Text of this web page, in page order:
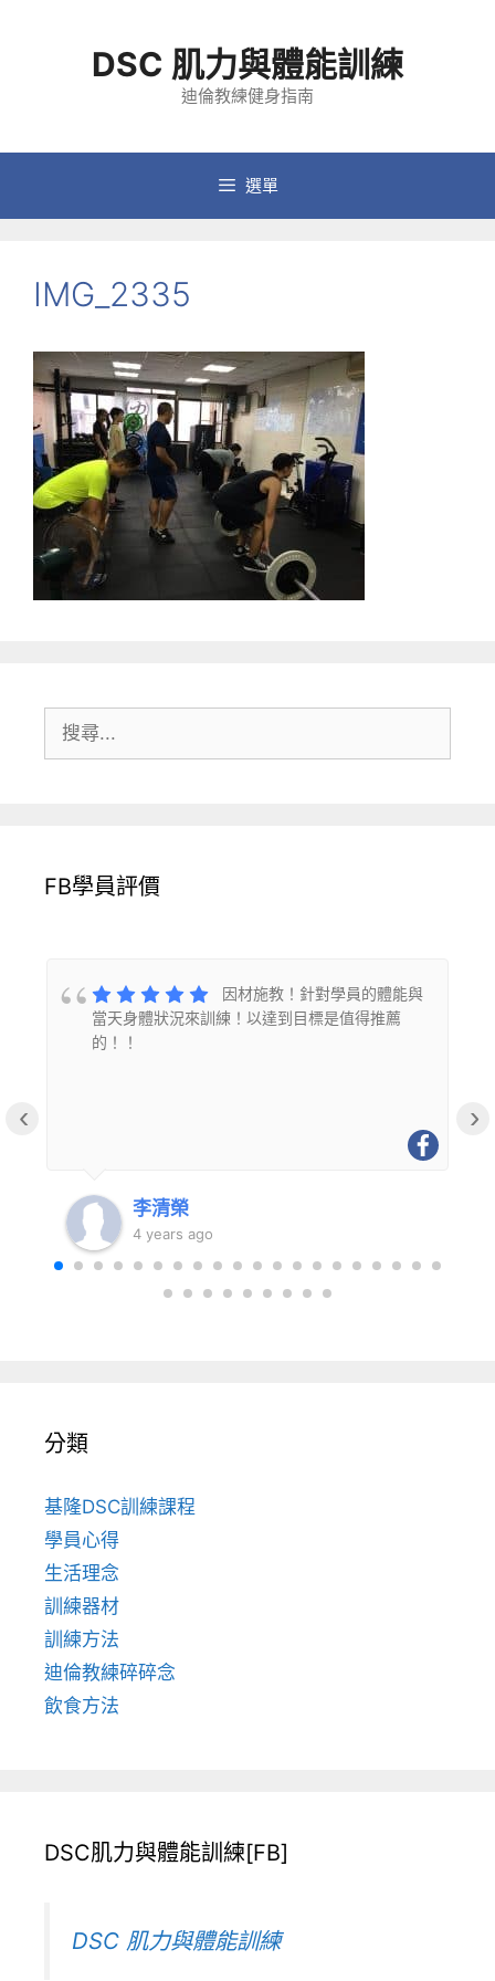
容
DSC 肌力與體能訓練
迪倫教練健身指南
選單
IMG_2335
尋:
FB學員評價
因材施教！針對學員的體能與
當天身體狀況來訓練！以達到目標是值得推薦
的！！
李清榮
4 years ago
‹ ›
分類
基隆DSC訓練課程
學員心得
生活理念
訓練器材
訓練方法
迪倫教練碎碎念
飲食方法
DSC肌力與體能訓練[FB]
DSC 肌力與體能訓練